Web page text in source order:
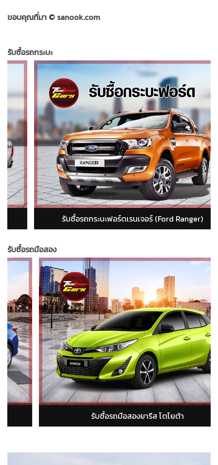
ขอบคุณที่มา © sanook.com
รับซื้อรถกระบะ
รับซื้อรถกระบะอีซูซุ ดีแม็ก (isuzu dmax)
รับซื้อรถมือสอง
รับซื้อรถมือสองอัลติส โตโยต้า